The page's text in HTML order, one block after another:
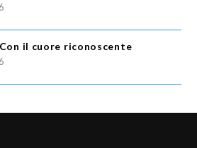
il cuore riconoscente